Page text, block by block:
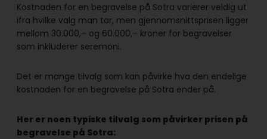
Kostnaden for en begravelse på Sotra varierer veldig ut
ifra hvilke valg man tar, men gjennomsnittsprisen ligger
mellom 30.000,– og 60.000,– kroner for begravelser
som inkluderer seremoni.
Det er mange tilvalg som kan påvirke hva den endelige
kostnaden for en begravelse på Sotra ender på.
Her er noen typiske tilvalg som påvirker prisen på
begravelse på Sotra: